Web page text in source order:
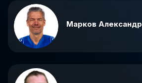
Марков Александр